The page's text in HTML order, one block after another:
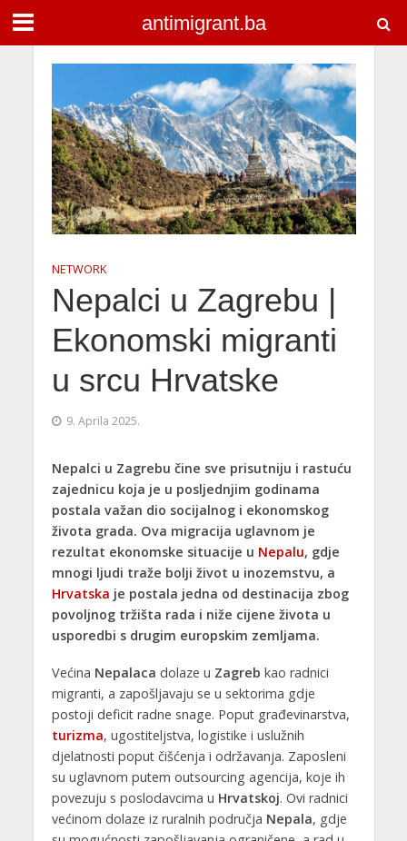
antimigrant.ba
NETWORK
Nepalci u Zagrebu |
Ekonomski migranti
u srcu Hrvatske
9. Aprila 2025.
Nepalci u Zagrebu čine sve prisutniju i rastuću
zajednicu koja je u posljednjim godinama
postala važan dio socijalnog i ekonomskog
života grada. Ova migracija uglavnom je
rezultat ekonomske situacije u Nepalu, gdje
mnogi ljudi traže bolji život u inozemstvu, a
Hrvatska je postala jedna od destinacija zbog
povoljnog tržišta rada i niže cijene života u
usporedbi s drugim europskim zemljama.
Većina Nepalaca dolaze u Zagreb kao radnici
migranti, a zapošljavaju se u sektorima gdje
postoji deficit radne snage. Poput građevinarstva,
turizma, ugostiteljstva, logistike i uslužnih
djelatnosti poput čišćenja i održavanja. Zaposleni
su uglavnom putem outsourcing agencija, koje ih
povezuju s poslodavcima u Hrvatskoj. Ovi radnici
većinom dolaze iz ruralnih područja Nepala, gdje